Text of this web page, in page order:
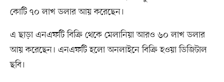
কোটি ৭০ লাখ ডলার আয় করেছেন।
এ ছাড়া এনএফটি বিক্রি থেকে মেলানিয়া আরও ৬০ লাখ ডলার
আয় করেছেন। এনএফটি হলো অনলাইনে বিক্রি হওয়া ডিজিটাল
ছবি।